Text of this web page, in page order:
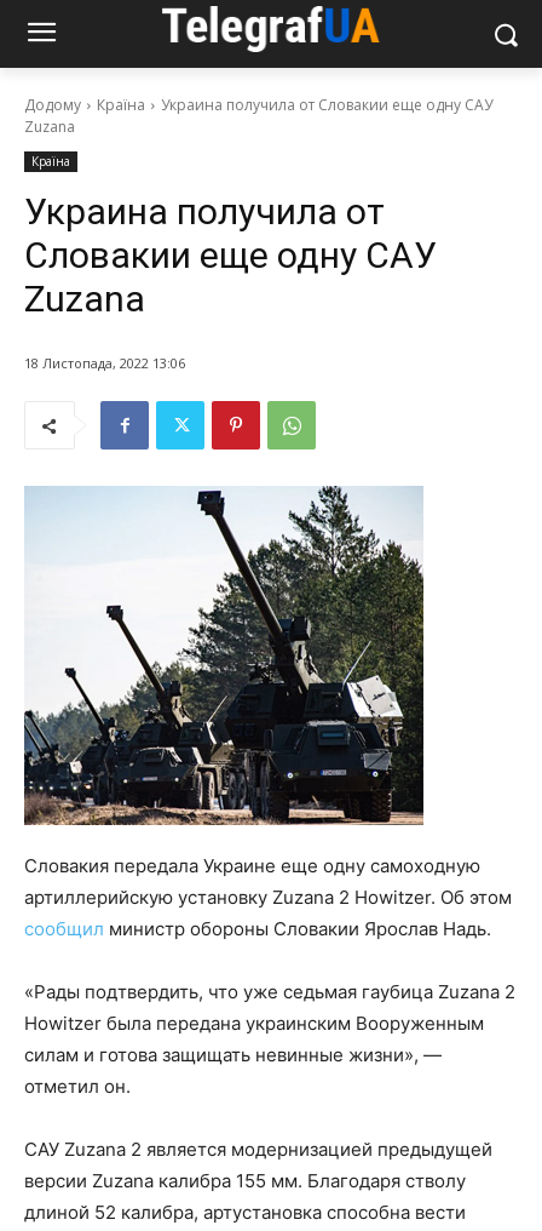
Додому Країна
Украина получила от Словакии еще одну САУ
Zuzana
Країна
Украина получила от
Словакии еще одну САУ
Zuzana
18 Листопада, 2022 13:06
Словакия передала Украине еще одну самоходную
артиллерийскую установку Zuzana 2 Howitzer. Об этом
сообщил министр обороны Словакии Ярослав Надь.
«Рады подтвердить, что уже седьмая гаубица Zuzana 2
Howitzer была передана украинским Вооруженным
силам и готова защищать невинные жизни», —
отметил он.
САУ Zuzana 2 является модернизацией предыдущей
версии Zuzana калибра 155 мм. Благодаря стволу
длиной 52 калибра, артустановка способна вести